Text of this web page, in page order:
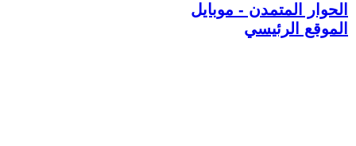
الحوار المتمدن - موبايل
الموقع الرئيسي